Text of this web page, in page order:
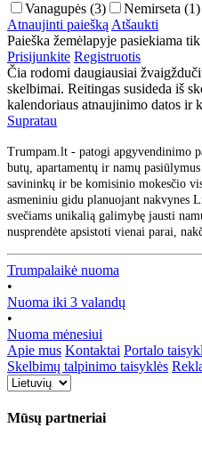
Vanagupės (3) Nemirseta (1)
Atnaujinti paiešką Atšaukti
Paieška žemėlapyje pasiekiama
Prisijunkite Registruotis
Čia rodomi daugiausiai
skelbimai. Reitingas susideda iš
kalendoriaus atnaujinimo datos ir
Supratau
Trumpam.lt - patogi apgyvendinimo
butų, apartamentų ir namų
savininkų ir be komisinio mokesčio
asmeniniu gidu planuojant nakvynes
svečiams unikalią galimybę jausti
nusprendėte apsistoti vienai parai,
Trumpalaikė nuoma
•
Nuoma iki 3 valandų
•
Nuoma mėnesiui
Apie mus Kontaktai Portalo
Skelbimų talpinimo taisyklės
Mūsų partneriai